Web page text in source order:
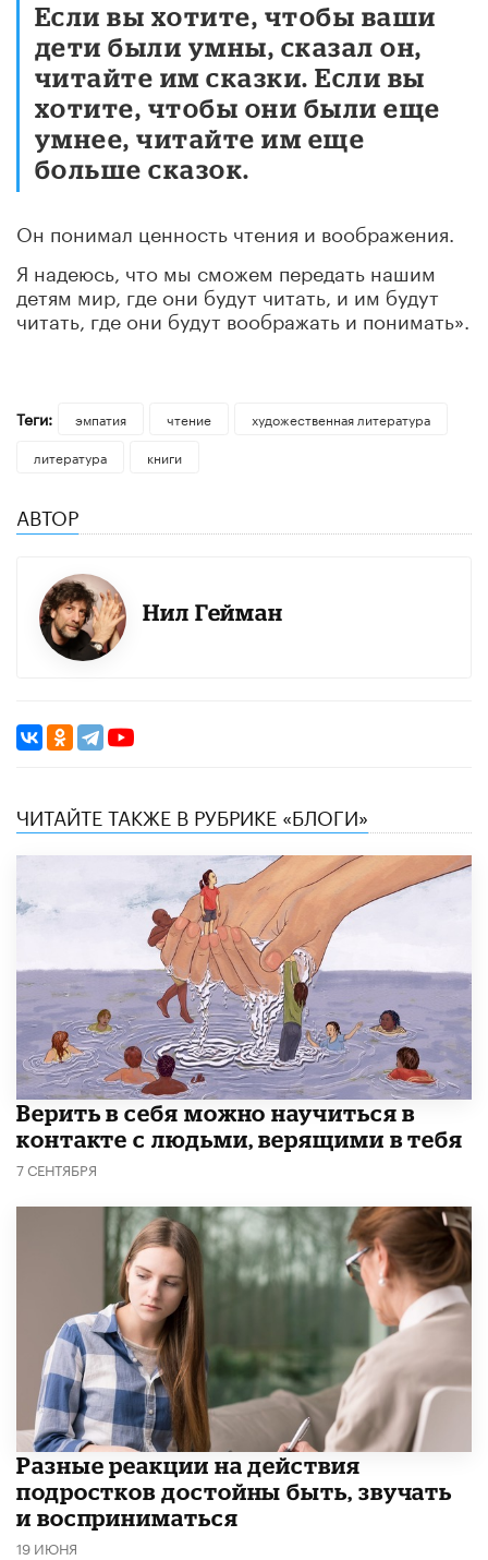
Если вы хотите, чтобы ваши
дети были умны, сказал он,
читайте им сказки. Если вы
хотите, чтобы они были еще
умнее, читайте им еще
больше сказок.
Он понимал ценность чтения и воображения.
Я надеюсь, что мы сможем передать нашим
детям мир, где они будут читать, и им будут
читать, где они будут воображать и понимать».
Теги: эмпатия чтение
художественная литература
литература
книги
АВТОР
Нил Гейман
ЧИТАЙТЕ ТАКЖЕ В РУБРИКЕ «БЛОГИ»
Верить в себя можно научиться в
контакте с людьми, верящими в тебя
7 СЕНТЯБРЯ
Разные реакции на действия
подростков достойны быть, звучать
и восприниматься
19 ИЮНЯ